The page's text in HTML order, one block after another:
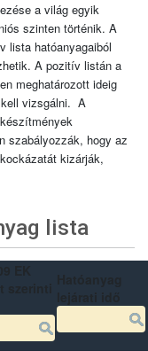
a világ egyik
szinten történik. A
lista hatóanyagaiból
A pozitív listán a
meghatározott ideig
kell vizsgálni. A
szabályozzák, hogy az
kizárják,
lista